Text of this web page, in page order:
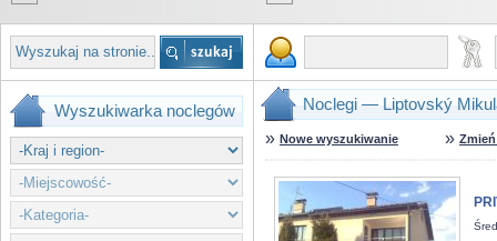
Noclegi — Liptovský
» Nowe wyszukiwanie »
Wyszukiwarka noclegów